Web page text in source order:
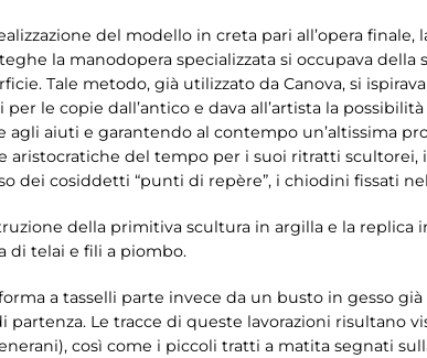
del modello in creta pari all’opera finale,
la manodopera specializzata si occupava della
Tale metodo, già utilizzato da Canova, si
le copie dall’antico e dava all’artista la
aiuti e garantendo al contempo un’altissima
aristocratiche del tempo per i suoi ritratti
dei cosiddetti “punti di repère”, i chiodini fissati
della primitiva scultura in argilla e la
di telai e fili a piombo.
a tasselli parte invece da un busto in gesso
Le tracce di queste lavorazioni risultano
così come i piccoli tratti a matita segnati